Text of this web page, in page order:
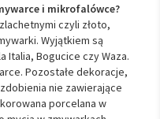
i mikrofalówce?
czyli złoto,
Wyjątkiem są
Italia, Bogucice czy Waza.
Pozostałe dekoracje,
nie zawierające
porcelana w